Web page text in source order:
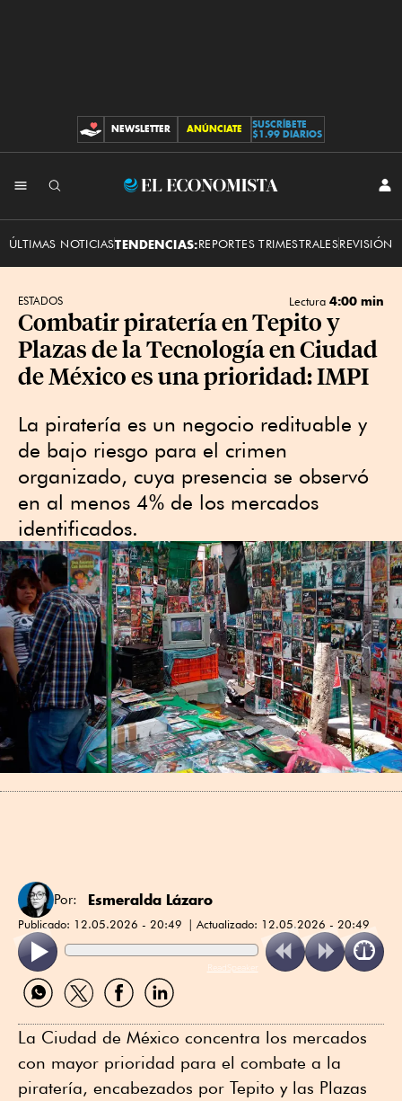
CONTRIBUCIONES
NEWSLETTER ANÚNCIATE
SUSCRÍBETE
$1.99 DIARIOS
El
ÚLTIMAS NOTICIASTENDENCIAS:REPORTES TRIMESTRALESREVISIÓN
ESTADOS Lectura 4:00 min
Combatir piratería en Tepito y
Plazas de la Tecnología en Ciudad
de México es una prioridad: IMPI
La piratería es un negocio redituable y
de bajo riesgo para el crimen
organizado, cuya presencia se observó
en al menos 4% de los mercados
identificados.
Por: Esmeralda Lázaro
Publicado: 12.05.2026 - 20:49 Actualizado: 12.05.2026 - 20:49
ReadSpeaker
Compartir
por
Compartir
por
Compartir
por
Compartir
por
La Ciudad de México concentra los mercados
con mayor prioridad para el combate a la
piratería, encabezados por Tepito y las Plazas